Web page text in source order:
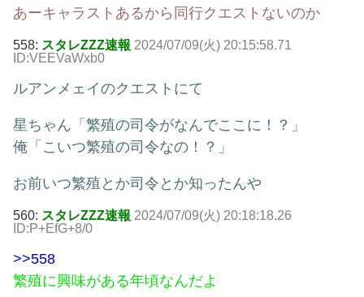
あーキャラストあるから同行クエストないのか
558: スタレZZZ速報 2024/07/09(火) 20:15:58.71
ID:VEEVaWxb0
ルアンメェイのクエストにて
星ちゃん「繁殖の司令がなんでここに！？」
俺「こいつ繁殖の司令なの！？」
お前いつ繁殖とか司令とか知ったんや
560: スタレZZZ速報 2024/07/09(火) 20:18:18.26
ID:P+EfG+8/0
>>558
繁殖に興味がある年頃なんだよ